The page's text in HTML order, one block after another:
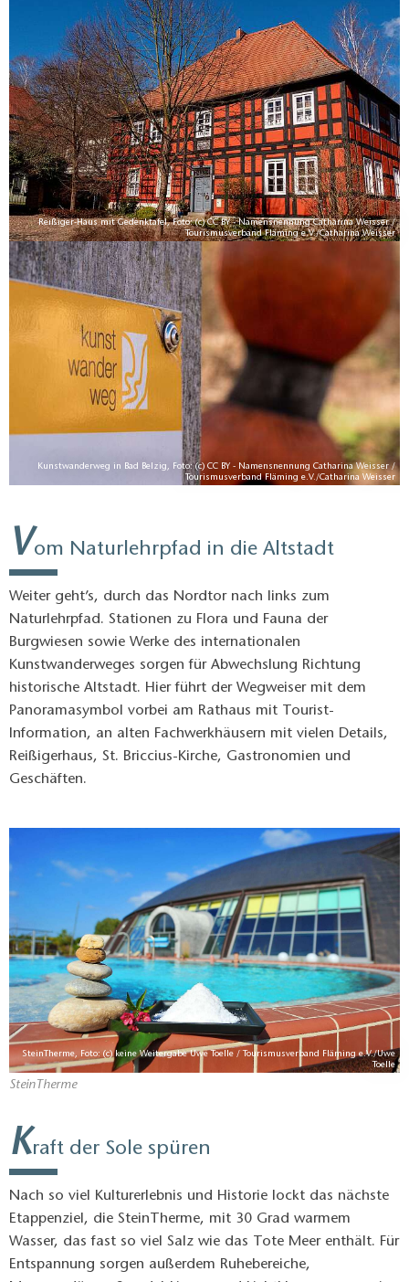
Reißiger-Haus mit Gedenktafel, Foto: (c) CC BY - Namensnennung Catharina Weisser /
Tourismusverband Fläming e.V./Catharina Weisser
Kunstwanderweg in Bad Belzig, Foto: (c) CC BY - Namensnennung Catharina Weisser /
Tourismusverband Fläming e.V./Catharina Weisser
Vom Naturlehrpfad in die Altstadt
Weiter geht’s, durch das Nordtor nach links zum
Naturlehrpfad. Stationen zu Flora und Fauna der
Burgwiesen sowie Werke des internationalen
Kunstwanderweges sorgen für Abwechslung Richtung
historische Altstadt. Hier führt der Wegweiser mit dem
Panoramasymbol vorbei am Rathaus mit Tourist-
Information, an alten Fachwerkhäusern mit vielen Details,
Reißigerhaus, St. Briccius-Kirche, Gastronomien und
Geschäften.
SteinTherme, Foto: (c) keine Weitergabe Uwe Toelle / Tourismusverband Fläming e.V./Uwe
Toelle
SteinTherme
Kraft der Sole spüren
Nach so viel Kulturerlebnis und Historie lockt das nächste
Etappenziel, die SteinTherme, mit 30 Grad warmem
Wasser, das fast so viel Salz wie das Tote Meer enthält. Für
Entspannung sorgen außerdem Ruhebereiche,